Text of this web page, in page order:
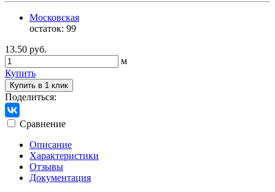
Московская
остаток: 99
13.50 руб.
м
Купить
Купить в 1 клик
Поделиться:
Сравнение
Описание
Характеристики
Отзывы
Документация